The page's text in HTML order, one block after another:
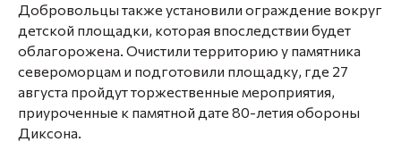
Добровольцы также установили ограждение вокруг
детской площадки, которая впоследствии будет
облагорожена. Очистили территорию у памятника
североморцам и подготовили площадку, где 27
августа пройдут торжественные мероприятия,
приуроченные к памятной дате 80-летия обороны
Диксона.